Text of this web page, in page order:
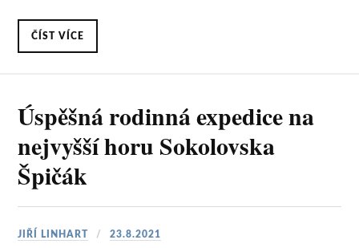
ČÍST VÍCE
Úspěšná rodinná expedice na
nejvyšší horu Sokolovska
Špičák
JIŘÍ LINHART 23.8.2021